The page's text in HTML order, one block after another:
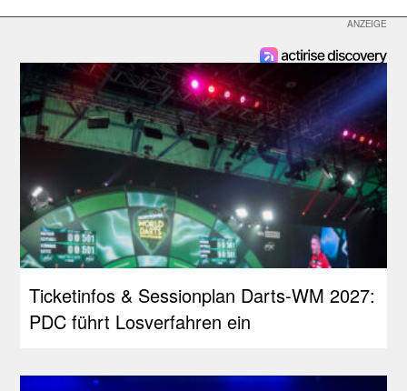
Ticketinfos & Sessionplan Darts-WM 2027:
PDC führt Losverfahren ein